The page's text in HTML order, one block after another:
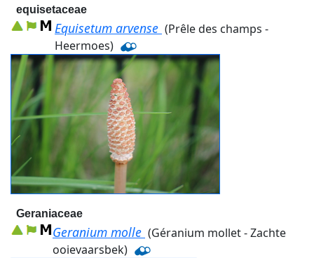
equisetaceae
Equisetum arvense (Prêle des champs -
Heermoes)
Geraniaceae
Geranium molle (Géranium mollet - Zachte
ooievaarsbek)